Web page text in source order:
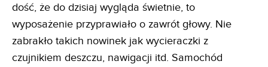
dość, że do dzisiaj wygląda świetnie, to
wyposażenie przyprawiało o zawrót głowy. Nie
zabrakło takich nowinek jak wycieraczki z
czujnikiem deszczu, nawigacji itd. Samochód